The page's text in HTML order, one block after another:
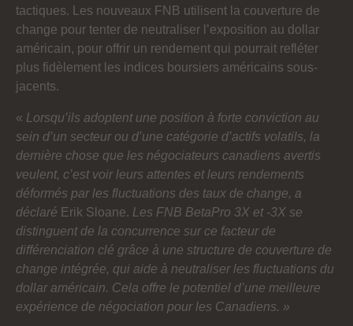
tactiques. Les nouveaux FNB utilisent la couverture de
change pour tenter de neutraliser l’exposition au dollar
américain, pour offrir un rendement qui pourrait refléter
plus fidèlement les indices boursiers américains sous-
jacents.
« Lorsqu’ils adoptent une position à forte conviction au
sein d’un secteur ou d’une catégorie d’actifs volatils, la
dernière chose que les négociateurs canadiens avertis
veulent, c’est voir leurs attentes et leurs rendements
déformés par les fluctuations des taux de change, a
déclaré Erik Sloane. Les FNB BetaPro 3X et -3X se
distinguent de la concurrence sur ce facteur de
différenciation clé grâce à une structure de couverture de
change intégrée, qui aide à neutraliser les fluctuations du
dollar américain. Cela offre le potentiel d’une meilleure
expérience de négociation pour les Canadiens. »